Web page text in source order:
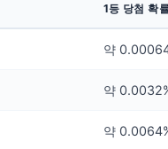
1등 당첨 확
약
약
약